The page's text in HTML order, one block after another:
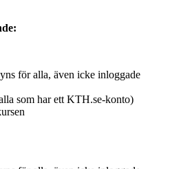
för alla, även icke inloggade
som har ett KTH.se-konto)